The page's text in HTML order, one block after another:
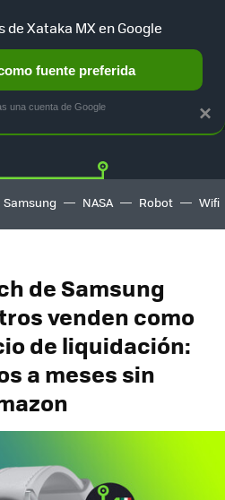
MERCADO LIBRE
Samsung NASA Robot Wifi
de Samsung
venden como
de liquidación:
a meses sin
×
de Xataka MX en Google
fuente preferida
una cuenta de Google